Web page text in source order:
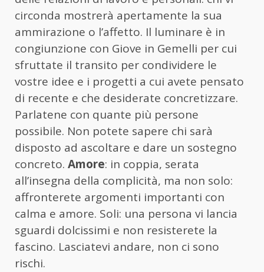
circonda mostrerà apertamente la sua
ammirazione o l’affetto. Il luminare è in
congiunzione con Giove in Gemelli per cui
sfruttate il transito per condividere le
vostre idee e i progetti a cui avete pensato
di recente e che desiderate concretizzare.
Parlatene con quante più persone
possibile. Non potete sapere chi sarà
disposto ad ascoltare e dare un sostegno
concreto. Amore: in coppia, serata
all’insegna della complicità, ma non solo:
affronterete argomenti importanti con
calma e amore. Soli: una persona vi lancia
sguardi dolcissimi e non resisterete la
fascino. Lasciatevi andare, non ci sono
rischi.